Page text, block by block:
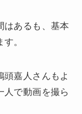
はあるも、基本
。
嘉人さんもよ
人で動画を撮ら